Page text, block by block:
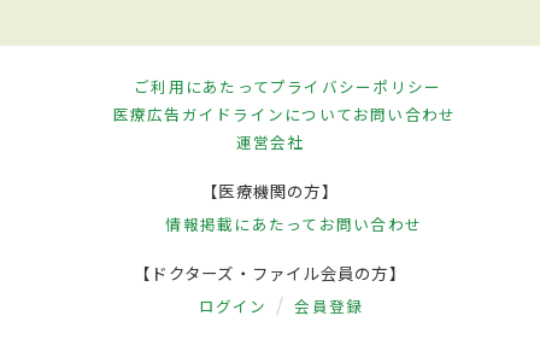
ご利用にあたってプライバシーポリシー
医療広告ガイドラインについてお問い合わせ
運営会社
【医療機関の方】
情報掲載にあたって お問い合わせ
【ドクターズ・ファイル会員の方】
ログイン 会員登録